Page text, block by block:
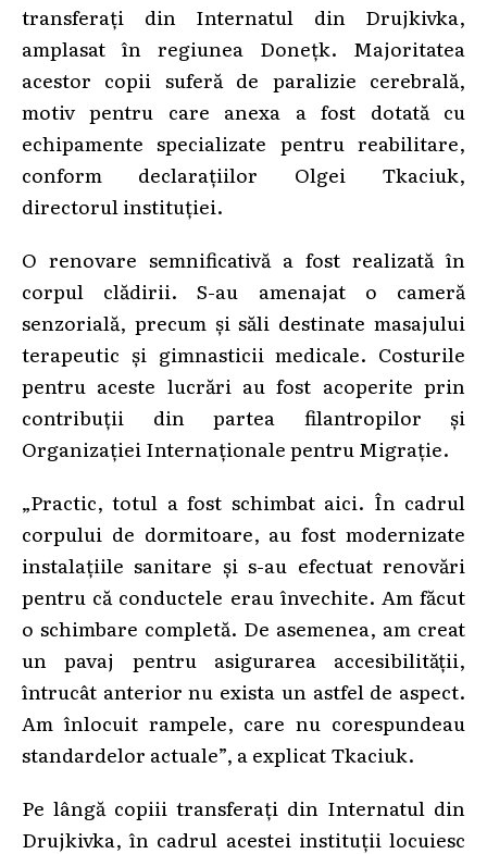
transferați din Internatul din Drujkivka,
amplasat în regiunea Donețk. Majoritatea
acestor copii suferă de paralizie cerebrală,
motiv pentru care anexa a fost dotată cu
echipamente specializate pentru reabilitare,
conform declarațiilor Olgei Tkaciuk,
directorul instituției.
O renovare semnificativă a fost realizată în
corpul clădirii. S-au amenajat o cameră
senzorială, precum și săli destinate masajului
terapeutic și gimnasticii medicale. Costurile
pentru aceste lucrări au fost acoperite prin
contribuții din partea filantropilor și
Organizației Internaționale pentru Migrație.
„Practic, totul a fost schimbat aici. În cadrul
corpului de dormitoare, au fost modernizate
instalațiile sanitare și s-au efectuat renovări
pentru că conductele erau învechite. Am făcut
o schimbare completă. De asemenea, am creat
un pavaj pentru asigurarea accesibilității,
întrucât anterior nu exista un astfel de aspect.
Am înlocuit rampele, care nu corespundeau
standardelor actuale”, a explicat Tkaciuk.
Pe lângă copiii transferați din Internatul din
Drujkivka, în cadrul acestei instituții locuiesc